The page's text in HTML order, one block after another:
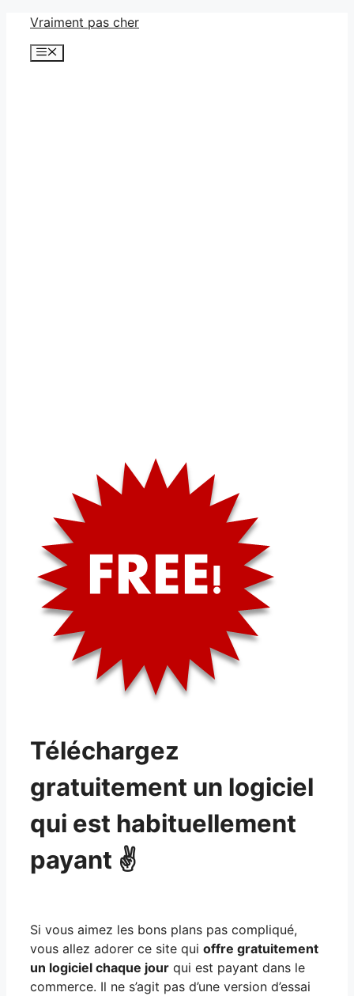
Aller
contenu
Vraiment pas cher
Menu
Téléchargez
gratuitement un logiciel
qui est habituellement
payant ✌
Si vous aimez les bons plans pas compliqué,
vous allez adorer ce site qui offre gratuitement
un logiciel chaque jour qui est payant dans le
commerce. Il ne s’agit pas d’une version d’essai